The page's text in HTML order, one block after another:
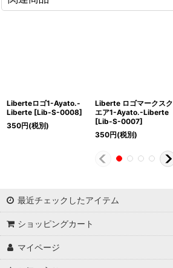
Liberteロゴ1-Ayato.-
Liberte [Lib-S-0008]
350円(税別)
Liberte ロゴマークスク
エア1-Ayato.-Liberte
[Lib-S-0007]
350円(税別)
最近チェックしたアイテム
ショッピングカート
マイページ